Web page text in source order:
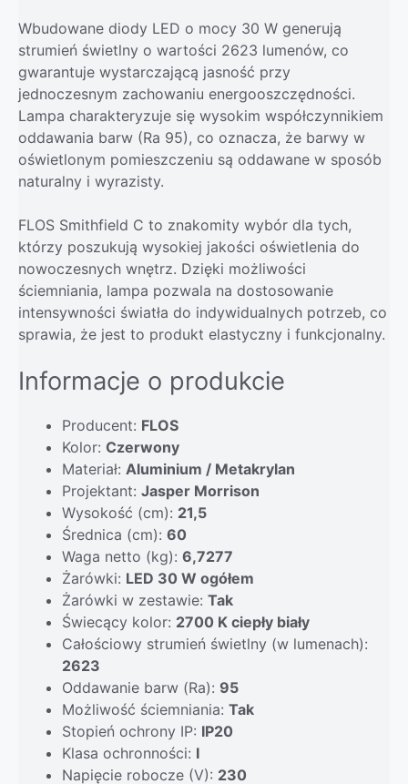
Wbudowane diody LED o mocy 30 W generują
strumień świetlny o wartości 2623 lumenów, co
gwarantuje wystarczającą jasność przy
jednoczesnym zachowaniu energooszczędności.
Lampa charakteryzuje się wysokim współczynnikiem
oddawania barw (Ra 95), co oznacza, że barwy w
oświetlonym pomieszczeniu są oddawane w sposób
naturalny i wyrazisty.
FLOS Smithfield C to znakomity wybór dla tych,
którzy poszukują wysokiej jakości oświetlenia do
nowoczesnych wnętrz. Dzięki możliwości
ściemniania, lampa pozwala na dostosowanie
intensywności światła do indywidualnych potrzeb, co
sprawia, że jest to produkt elastyczny i funkcjonalny.
Informacje o produkcie
Producent: FLOS
Kolor: Czerwony
Materiał: Aluminium / Metakrylan
Projektant: Jasper Morrison
Wysokość (cm): 21,5
Średnica (cm): 60
Waga netto (kg): 6,7277
Żarówki: LED 30 W ogółem
Żarówki w zestawie: Tak
Świecący kolor: 2700 K ciepły biały
Całościowy strumień świetlny (w lumenach):
2623
Oddawanie barw (Ra): 95
Możliwość ściemniania: Tak
Stopień ochrony IP: IP20
Klasa ochronności: I
Napięcie robocze (V): 230